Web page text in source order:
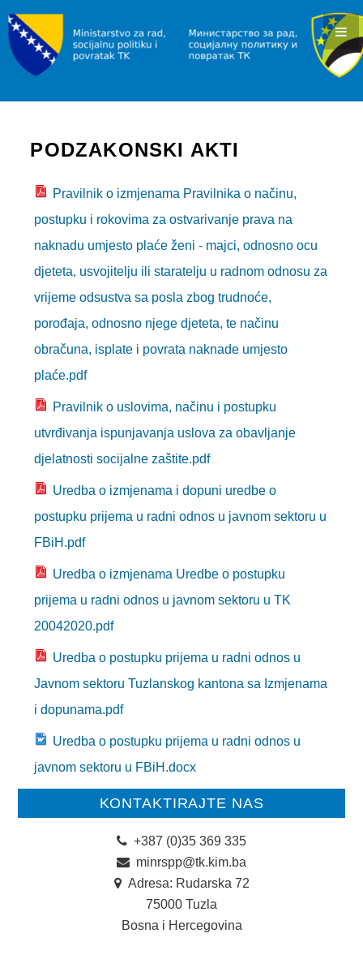
PODZAKONSKI AKTI
Pravilnik o izmjenama Pravilnika o načinu,
postupku i rokovima za ostvarivanje prava na
naknadu umjesto plaće ženi - majci, odnosno ocu
djeteta, usvojitelju ili staratelju u radnom odnosu za
vrijeme odsustva sa posla zbog trudnoće,
porođaja, odnosno njege djeteta, te načinu
obračuna, isplate i povrata naknade umjesto
plaće.pdf
Pravilnik o uslovima, načinu i postupku
utvrđivanja ispunjavanja uslova za obavljanje
djelatnosti socijalne zaštite.pdf
Uredba o izmjenama i dopuni uredbe o
postupku prijema u radni odnos u javnom sektoru u
FBiH.pdf
Uredba o izmjenama Uredbe o postupku
prijema u radni odnos u javnom sektoru u TK
20042020.pdf
Uredba o postupku prijema u radni odnos u
Javnom sektoru Tuzlanskog kantona sa Izmjenama
i dopunama.pdf
Uredba o postupku prijema u radni odnos u
javnom sektoru u FBiH.docx
KONTAKTIRAJTE NAS
+387 (0)35 369 335
minrspp@tk.kim.ba
Adresa: Rudarska 72
75000 Tuzla
Bosna i Hercegovina
OBAVJEŠTENJA I REZULTATI
RAD I ZAPOŠLJAVANJE
SLUŽBA ZA ZAPOŠLJAVANJE
POVRATAK
INFORMACIJE/PROGRAMI
SOCIJALNA ZAŠTITA
INFORMACIJE
CENTRI ZA SOCIJALNI RAD
DOKUMENTI
OSTALO
JAVNE NABAVKE
KONTAKT